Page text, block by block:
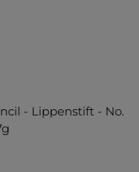
- Lippenstift - No.